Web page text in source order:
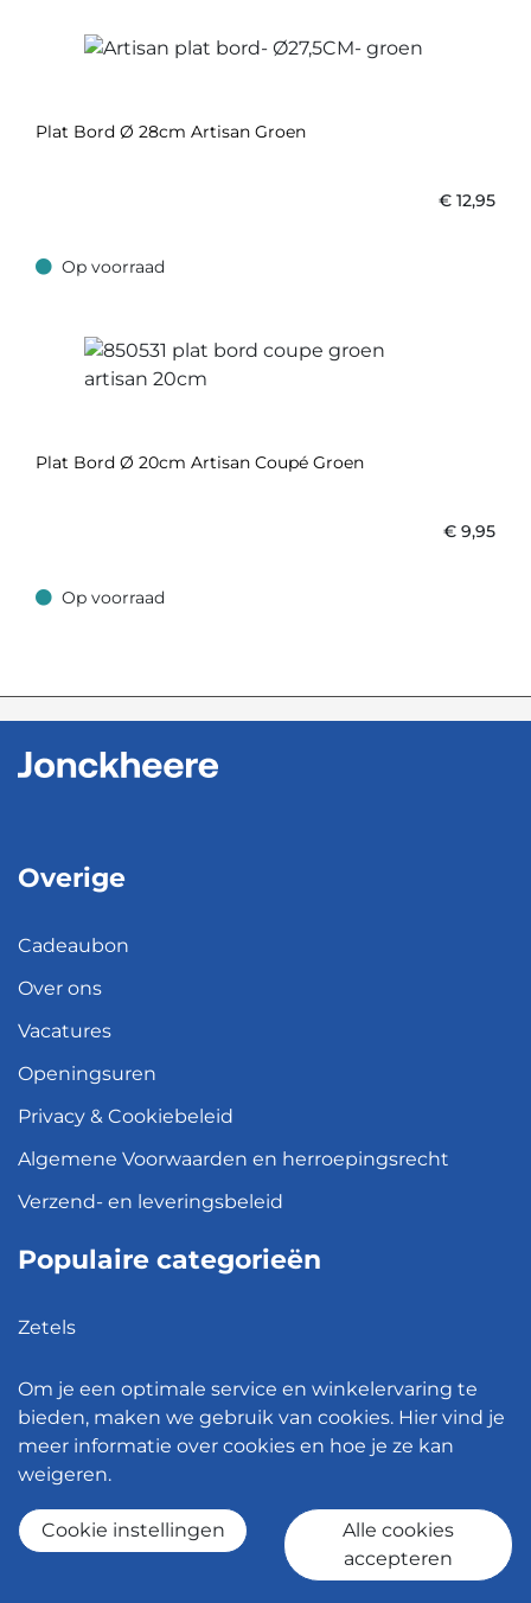
Plat Bord Ø 28cm Artisan Groen
€ 12,95
Op voorraad
Op voorraad
Plat Bord Ø 20cm Artisan Coupé Groen
€ 9,95
Op voorraad
Op voorraad
Overige
Cadeaubon
Over ons
Vacatures
Openingsuren
Privacy & Cookiebeleid
Algemene Voorwaarden en herroepingsrecht
Verzend- en leveringsbeleid
Populaire categorieën
Zetels
Hanglampen
Bureaustoelen
© 2026 - Meubelen Jonckheere -
Om je een optimale service en winkelervaring te
bieden, maken we gebruik van cookies. Hier vind je
meer informatie over cookies en hoe je ze kan
weigeren.
Cookie instellingen
Alle cookies
accepteren